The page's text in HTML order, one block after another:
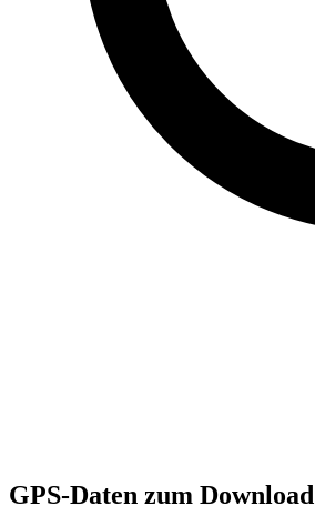
GPS-Daten zum Download